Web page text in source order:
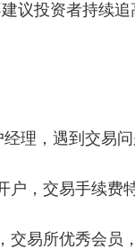
议投资者持续
理，遇到交易问
，交易手续费
易所优秀会员